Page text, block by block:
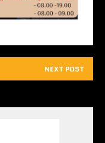
NEXT POST